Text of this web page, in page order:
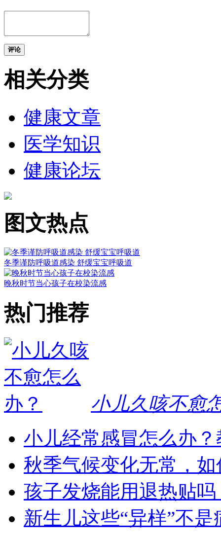
评论
相关分类
健康文章
医学知识
健康论坛
图文热点
冬季谨防呼吸道感染 舒缓宝宝呼吸道
晚秋时节当心孩子在校染流感
热门推荐
小儿久咳不愈
小儿经常感冒怎么办
秋季气候变化无常，
孩子发烧能用退热贴
新生儿这些“异样”不是